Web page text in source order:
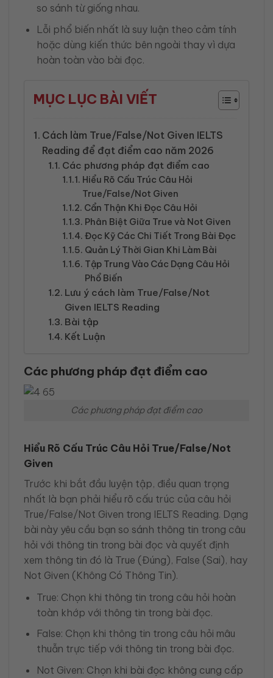
so sánh từ giống nhau.
Lỗi phổ biến nhất là suy luận theo cảm tính
hoặc dùng kiến thức bên ngoài thay vì dựa
hoàn toàn vào bài đọc.
MỤC LỤC BÀI VIẾT
Cách làm True/False/Not Given IELTS
Reading để đạt điểm cao năm 2026
Các phương pháp đạt điểm cao
Hiểu Rõ Cấu Trúc Câu Hỏi
True/False/Not Given
Cẩn Thận Khi Đọc Câu Hỏi
Phân Biệt Giữa True và Not Given
Đọc Kỹ Các Chi Tiết Trong Bài Đọc
Quản Lý Thời Gian Khi Làm Bài
Tập Trung Vào Các Dạng Câu Hỏi
Phổ Biến
Lưu ý cách làm True/False/Not
Given IELTS Reading
Bài tập
Kết Luận
Các phương pháp đạt điểm cao
Các phương pháp đạt điểm cao
Hiểu Rõ Cấu Trúc Câu Hỏi True/False/Not
Given
Trước khi bắt đầu luyện tập, điều quan trọng
nhất là bạn phải hiểu rõ cấu trúc của câu hỏi
True/False/Not Given trong IELTS Reading. Dạng
bài này yêu cầu bạn so sánh thông tin trong câu
hỏi với thông tin trong bài đọc và quyết định
xem thông tin đó là True (Đúng), False (Sai), hay
Not Given (Không Có Thông Tin).
True: Chọn khi thông tin trong câu hỏi hoàn
toàn khớp với thông tin trong bài đọc.
False: Chọn khi thông tin trong câu hỏi mâu
thuẫn trực tiếp với thông tin trong bài đọc.
Not Given: Chọn khi bài đọc không cung cấp